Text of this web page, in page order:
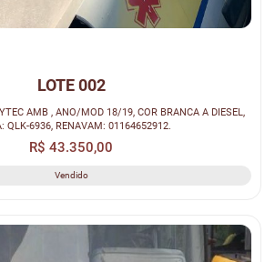
LOTE 002
AMB , ANO/MOD 18/19, COR BRANCA A DIESEL,
QLK-6936, RENAVAM: 01164652912.
R$ 43.350,00
Vendido